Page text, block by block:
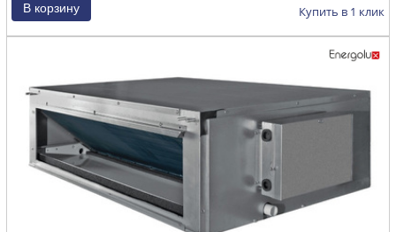
Купить в 1 клик